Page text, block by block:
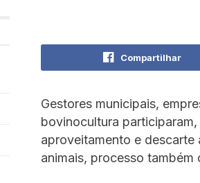
Compartilhar
Gestores municipais,
bovinocultura
aproveitamento e
animais, processo